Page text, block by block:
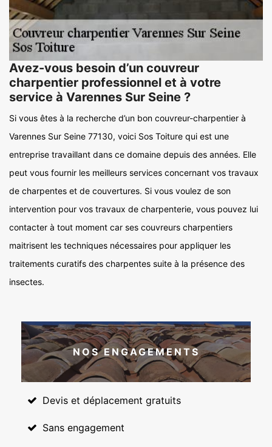
Avez-vous besoin d’un couvreur
charpentier professionnel et à votre
service à Varennes Sur Seine ?
Si vous êtes à la recherche d’un bon couvreur-charpentier à
Varennes Sur Seine 77130, voici Sos Toiture qui est une
entreprise travaillant dans ce domaine depuis des années. Elle
peut vous fournir les meilleurs services concernant vos travaux
de charpentes et de couvertures. Si vous voulez de son
intervention pour vos travaux de charpenterie, vous pouvez lui
contacter à tout moment car ses couvreurs charpentiers
maitrisent les techniques nécessaires pour appliquer les
traitements curatifs des charpentes suite à la présence des
insectes.
NOS ENGAGEMENTS
Devis et déplacement gratuits
Sans engagement